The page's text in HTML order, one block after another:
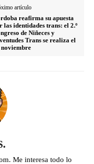
artículo
reafirma su apuesta
las identidades trans: el 2.º
de Niñeces y
Trans se realiza el
noviembre
Me interesa todo lo